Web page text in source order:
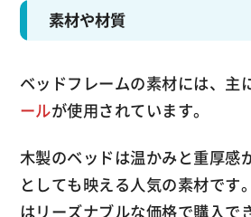
素材や材質
ベッドフレームの素材には、主
ールが使用されています。
木製のベッドは温かみと重厚感
としても映える人気の素材です
はリーズナブルな価格で購入で